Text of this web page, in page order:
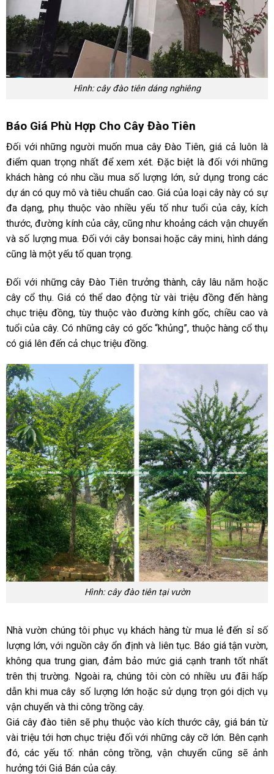
Hình: cây đào tiên dáng nghiêng
Báo Giá Phù Hợp Cho Cây Đào Tiên
Đối với những người muốn mua cây Đào Tiên, giá cả luôn là
điểm quan trọng nhất để xem xét. Đặc biệt là đối với những
khách hàng có nhu cầu mua số lượng lớn, sử dụng trong các
dự án có quy mô và tiêu chuẩn cao. Giá của loại cây này có sự
đa dạng, phụ thuộc vào nhiều yếu tố như tuổi của cây, kích
thước, đường kính của cây, cũng như khoảng cách vận chuyển
và số lượng mua. Đối với cây bonsai hoặc cây mini, hình dáng
cũng là một yếu tố quan trọng.
Đối với những cây Đào Tiên trưởng thành, cây lâu năm hoặc
cây cổ thụ. Giá có thể dao động từ vài triệu đồng đến hàng
chục triệu đồng, tùy thuộc vào đường kính gốc, chiều cao và
tuổi của cây. Có những cây có gốc “khủng”, thuộc hàng cổ thụ
có giá lên đến cả chục triệu đồng.
Hình: cây đào tiên tại vườn
Nhà vườn chúng tôi phục vụ khách hàng từ mua lẻ đến sỉ số
lượng lớn, với nguồn cây ổn định và liên tục. Báo giá tận vườn,
không qua trung gian, đảm bảo mức giá cạnh tranh tốt nhất
trên thị trường. Ngoài ra, chúng tôi còn có nhiều ưu đãi hấp
dẫn khi mua cây số lượng lớn hoặc sử dụng trọn gói dịch vụ
vận chuyển và thi công trồng cây.
Giá cây đào tiên sẽ phụ thuộc vào kích thước cây, giá bán từ
vài triệu tới hơn chục triệu đối với những cây cỡ lớn. Bên cạnh
đó, các yếu tố: nhân công trồng, vận chuyển cũng sẽ ảnh
hưởng tới Giá Bán của cây.